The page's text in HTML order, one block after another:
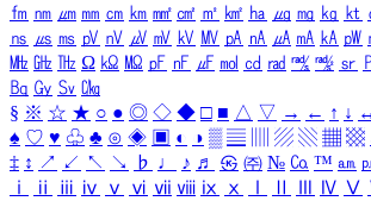
㎙ ㎚ ㎛ ㎜ ㎝ ㎞ ㎟ ㎠ ㎡ ㎢ ㏊ ㎍ ㎎ ㎏ ㏏
㎱ ㎲ ㎳ ㎴ ㎵ ㎶ ㎷ ㎸ ㎹ ㎀ ㎁ ㎂ ㎃ ㎄ ㎺
㎒ ㎓ ㎔ Ω ㏀ ㏁ ㎊ ㎋ ㎌ ㏖ ㏅ ㎭ ㎮ ㎯ ㏛
㏃ ㏉ ㏜ ㏆
§ ※ ☆ ★ ○ ● ◎ ◇ ◆ □ ■ △ ▽ → ← ↑ ↓
♠ ♡ ♥ ♧ ♣ ⊙ ◈ ▣ ◐ ◑ ▒ ▤ ▨ ▧ ▦ ▩
‡ ↕ ↗ ↙ ↖ ↘ ♭ ♩ ♪ ♬ ㉿ ㈜ № ㏇ ™ ㏂
ⅰ
ⅱ ⅲ ⅳ ⅴ ⅵ ⅶ ⅷ ⅸ ⅹ Ⅳ Ⅴ